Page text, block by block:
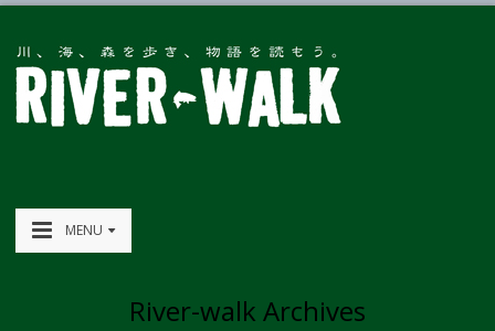
MENU
River-walk Archives